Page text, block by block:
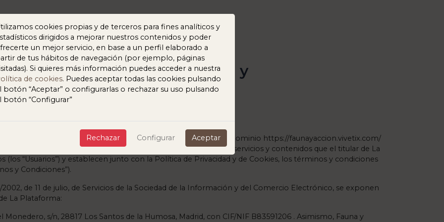
Y CONDICIONESFauna y
Acción
la utilización y el acceso de la web, alojada bajo el nombre de dominio https://faunayaccion.vivetix.com/
o páginas web dependientes del mismo, así como los servicios y contenidos que el titular de La
(los “Usuarios”) y establecen junto con la Política de Privacidad y de Cookies, los términos y condiciones
y Condiciones”).
de 11 de julio, de Servicios de la Sociedad de la Información y del Comercio Electrónico, se exponen
La Plataforma:
s/n, 28817 Los Santos de la Humosa, Madrid, con CIF/NIF B83591206 . Asimismo, Fauna y
cookies propias y de terceros para fines analíticos y
dirigidos a mejorar nuestros contenidos y poder
un mejor servicio, en base a un perfil elaborado a
de tus hábitos de navegación (por ejemplo, páginas
Si quieres más información puedes acceder a nuestra
de cookies. Puedes aceptar todas las cookies pulsando
botón “Aceptar” o configurarlas o rechazar su uso pulsando
botón “Configurar”
Rechazar Configurar Aceptar